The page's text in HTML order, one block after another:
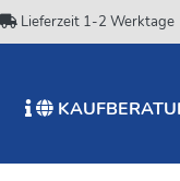
Lieferzeit 1-2 Werktage